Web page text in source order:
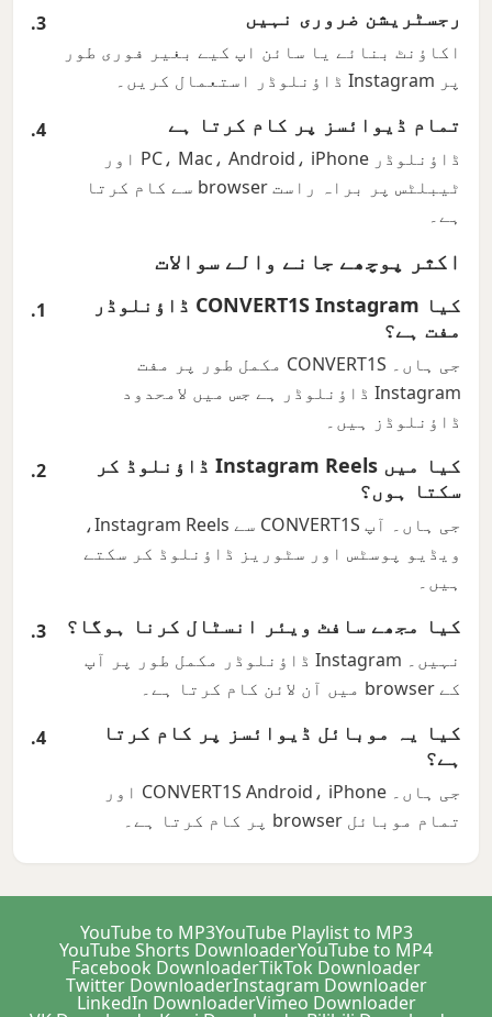
رجسٹریشن ضروری نہیں
اکاؤنٹ بنائے یا سائن اپ کیے بغیر فوری طور
پر Instagram ڈاؤنلوڈر استعمال کریں۔
تمام ڈیوائسز پر کام کرتا ہے
ڈاؤنلوڈر PC، Mac، Android، iPhone اور
ٹیبلٹس پر براہ راست browser سے کام کرتا
ہے۔
اکثر پوچھے جانے والے سوالات
کیا CONVERT1S Instagram ڈاؤنلوڈر
مفت ہے؟
جی ہاں۔ CONVERT1S مکمل طور پر مفت
Instagram ڈاؤنلوڈر ہے جس میں لامحدود
ڈاؤنلوڈز ہیں۔
کیا میں Instagram Reels ڈاؤنلوڈ کر
سکتا ہوں؟
جی ہاں۔ آپ CONVERT1S سے Instagram Reels،
ویڈیو پوسٹس اور سٹوریز ڈاؤنلوڈ کر سکتے
ہیں۔
کیا مجھے سافٹ ویئر انسٹال کرنا ہوگا؟
نہیں۔ Instagram ڈاؤنلوڈر مکمل طور پر آپ
کے browser میں آن لائن کام کرتا ہے۔
کیا یہ موبائل ڈیوائسز پر کام کرتا
ہے؟
جی ہاں۔ CONVERT1S Android، iPhone اور
تمام موبائل browser پر کام کرتا ہے۔
YouTube Playlist to MP3
YouTube to MP3
YouTube to MP4
YouTube Shorts Downloader
TikTok Downloader
Facebook Downloader
Instagram Downloader
Twitter Downloader
Vimeo Downloader
LinkedIn Downloader